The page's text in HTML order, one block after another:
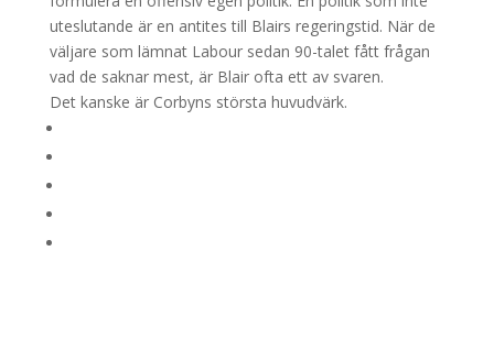
uteslutande är en antites till Blairs regeringstid. När de
väljare som lämnat Labour sedan 90-talet fått frågan
vad de saknar mest, är Blair ofta ett av svaren.
Det kanske är Corbyns största huvudvärk.